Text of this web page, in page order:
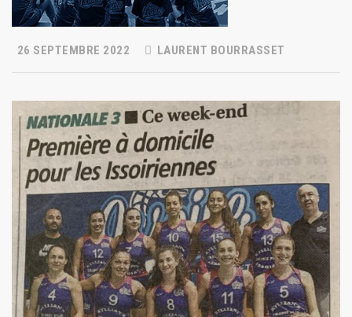
26 SEPTEMBRE 2022 LAURENT BOURRASSET